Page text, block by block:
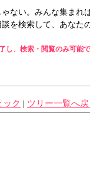
ない。みんな集まれ
を検索して、あなた
し、検索・閲覧のみ可能で
ック | ツリー一覧へ戻